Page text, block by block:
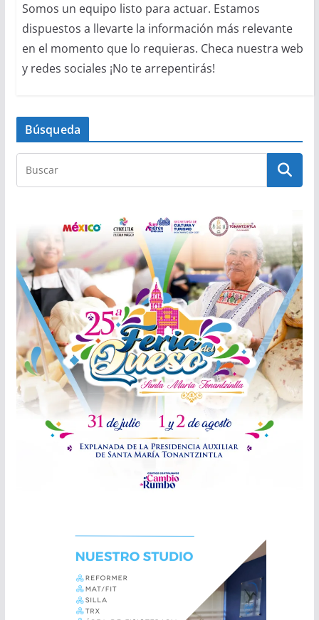
Somos un equipo listo para actuar. Estamos
dispuestos a llevarte la información más relevante
en el momento que lo requieras. Checa nuestra web
y redes sociales ¡No te arrepentirás!
Búsqueda